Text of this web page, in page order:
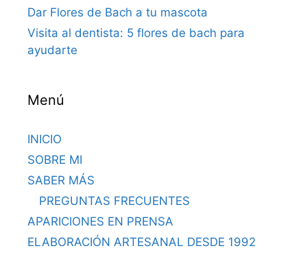
Dar Flores de Bach a tu mascota
Visita al dentista: 5 flores de bach para
ayudarte
Menú
INICIO
SOBRE MI
SABER MÁS
PREGUNTAS FRECUENTES
APARICIONES EN PRENSA
ELABORACIÓN ARTESANAL DESDE 1992